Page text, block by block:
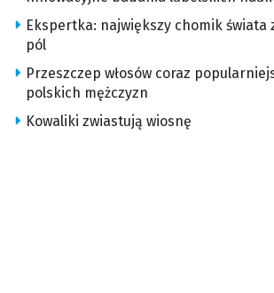
Ekspertka: największy chomik świata
pól
Przeszczep włosów coraz
polskich mężczyzn
Kowaliki zwiastują wiosnę